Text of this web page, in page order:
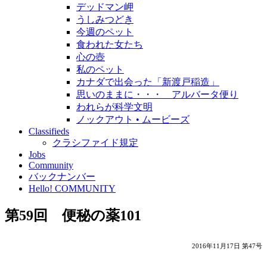
デッドマン岬
うしみつどき
今週のペット
食われた女たち
心の壺
私のペット
カナダで出会った「新渡戸稲造」
思いのままに・・・ アルバータ便り
われらが科学文明
ノックアウト • ムービーズ
Classifieds
クラシファイド規定
Jobs
Community
バックナンバー
Hello! COMMUNITY
第59回 便秘の薬101
2016年11月17日 第47号